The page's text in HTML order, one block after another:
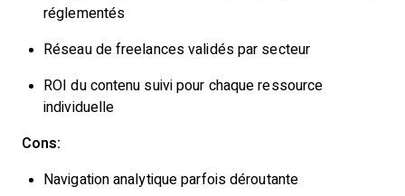
réglementés
Réseau de freelances validés par secteur
ROI du contenu suivi pour chaque ressource
individuelle
Cons:
Navigation analytique parfois déroutante